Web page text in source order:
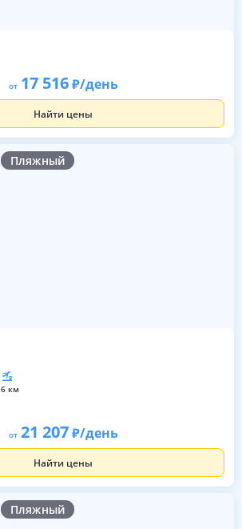
от 17 516 /день
Найти цены
Пляжный
16 км
от 21 207 /день
Найти цены
Пляжный